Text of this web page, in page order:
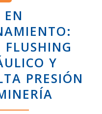
EN
FLUSHING
Y
PRESIÓN